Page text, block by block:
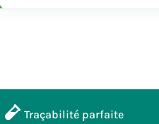
Traçabilité parfaite